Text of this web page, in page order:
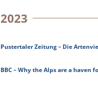
2023
Pustertaler Zeitung – Die
BBC – Why the Alps are a haven